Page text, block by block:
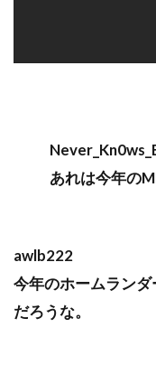
あれは今年の
awlb222
今年のホームラン
だろうな。